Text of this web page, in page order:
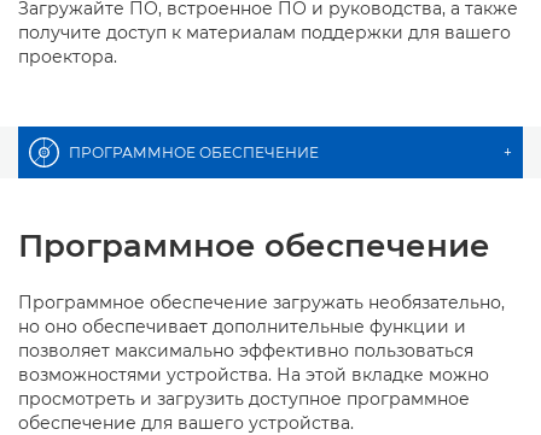
Загружайте ПО, встроенное ПО и руководства, а также
получите доступ к материалам поддержки для вашего
проектора.
ПРОГРАММНОЕ ОБЕСПЕЧЕНИЕ +
Программное обеспечение
Программное обеспечение загружать необязательно,
но оно обеспечивает дополнительные функции и
позволяет максимально эффективно пользоваться
возможностями устройства. На этой вкладке можно
просмотреть и загрузить доступное программное
обеспечение для вашего устройства.